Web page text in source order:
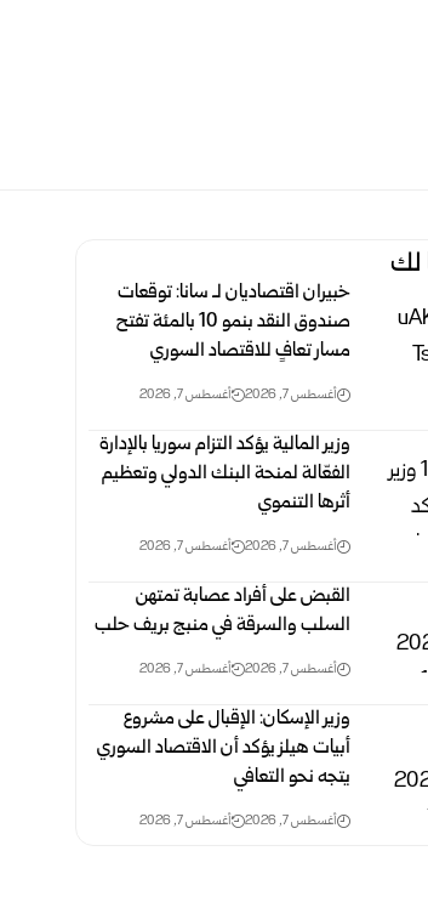
لك
خبيران اقتصاديان لـ سانا: توقعات
صندوق النقد بنمو 10 بالمئة تفتح
مسار تعافٍ للاقتصاد السوري
أغسطس 7, 2026 أغسطس 7, 2026
وزير المالية يؤكد التزام سوريا بالإدارة
الفعّالة لمنحة البنك الدولي وتعظيم
أثرها التنموي
أغسطس 7, 2026 أغسطس 7, 2026
القبض على أفراد عصابة تمتهن
السلب والسرقة في منبج بريف حلب
أغسطس 7, 2026 أغسطس 7, 2026
وزير الإسكان: الإقبال على مشروع
أبيات هيلز يؤكد أن الاقتصاد السوري
يتجه نحو التعافي
أغسطس 7, 2026 أغسطس 7, 2026